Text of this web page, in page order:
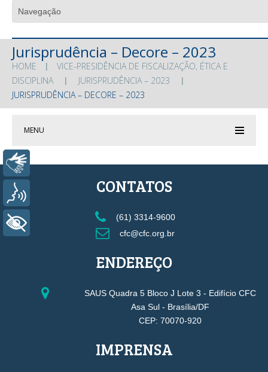
Jurisprudência – Decore – 2023
HOME
VICE-PRESIDÊNCIA DE FISCALIZAÇÃO, ÉTICA E
DISCIPLINA
JURISPRUDÊNCIA – 2023
JURISPRUDÊNCIA – DECORE – 2023
MENU
CONTATOS
(61) 3314-9600
cfc@cfc.org.br
ENDEREÇO
SAUS Quadra 5 Bloco J Lote 3 - Edifício CFC
Asa Sul - Brasília/DF
CEP: 70070-920
IMPRENSA
Libras
+ Acessibilidade